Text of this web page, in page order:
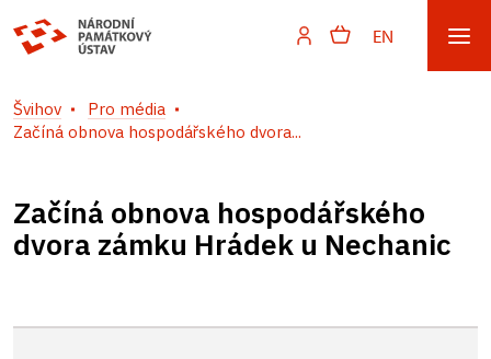
EN
Švihov
Pro média
Začíná obnova hospodářského dvora...
Začíná obnova hospodářského
dvora zámku Hrádek u Nechanic